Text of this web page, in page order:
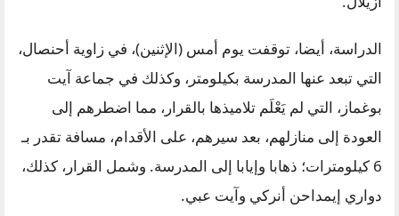
الدراسة، أيضا، توقفت يوم أمس (الإثنين)، في زاوية أحنصال،
التي تبعد عنها المدرسة بكيلومتر، وكذلك في جماعة آيت
بوغماز، التي لم يَعْلَم تلاميذها بالقرار، مما اضطرهم إلى
العودة إلى منازلهم، بعد سيرهم، على الأقدام، مسافة تقدر بـ
6 كيلومترات؛ ذهابا وإيابا إلى المدرسة. وشمل القرار، كذلك،
دواري إيمداحن أنركي وآيت عبي.